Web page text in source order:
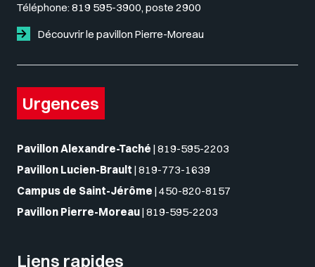
Téléphone: 819 595-3900, poste 2900
Découvrir le pavillon Pierre-Moreau
Urgences
Pavillon Alexandre-Taché | 819-595-2203
Pavillon Lucien-Brault | 819-773-1639
Campus de Saint-Jérôme | 450-820-8157
Pavillon Pierre-Moreau| 819-595-2203
Liens rapides